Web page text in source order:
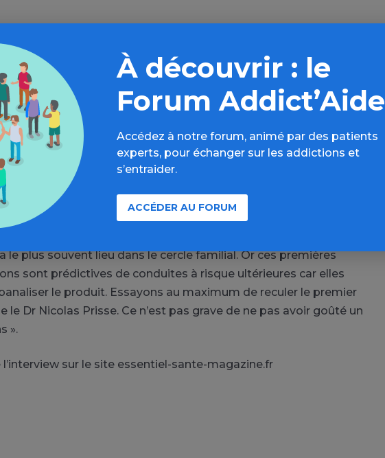
pourtant certaines de ces publicités, mais les industriels de
peu cette régulation. En conséquence, selon Karine Gallopel-
30 % des mineurs français sont exposés quotidiennement à la
Or, souligne-t-elle « les études montrent clairement le lien
et les alcoolisations ponctuelles importantes (ou binge
à l’alcool ».
en famille
n’aide pas à reculer l’âge des premiers verres. Près d’un tiers
d’alcool a lieu en présence des parents, selon l’OFDT. Les
le plus souvent lieu dans le cercle familial. Or ces premières
sont prédictives de conduites à risque ultérieures car elles
le produit. Essayons au maximum de reculer le premier
le Dr Nicolas Prisse. Ce n’est pas grave de ne pas avoir goûté un
».
l’interview sur le site essentiel-sante-magazine.fr
À découvrir : le
Forum Addict’Aide
Accédez à notre forum, animé par des patients
experts, pour échanger sur les addictions et
s’entraider.
ACCÉDER AU FORUM